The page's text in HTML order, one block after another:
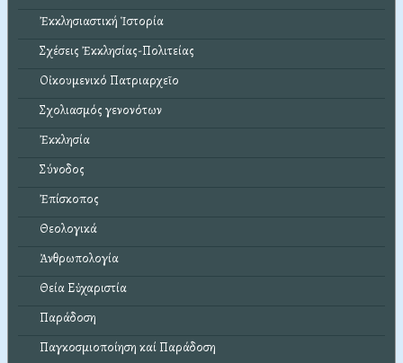
Ἐκκλησιαστική Ἱστορία
Σχέσεις Ἐκκλησίας-Πολιτείας
Οἰκουμενικό Πατριαρχεῖο
Σχολιασμός γενονότων
Ἐκκλησία
Σύνοδος
Ἐπίσκοπος
Θεολογικά
Ἀνθρωπολογία
Θεία Εὐχαριστία
Παράδοση
Παγκοσμιοποίηση καί Παράδοση